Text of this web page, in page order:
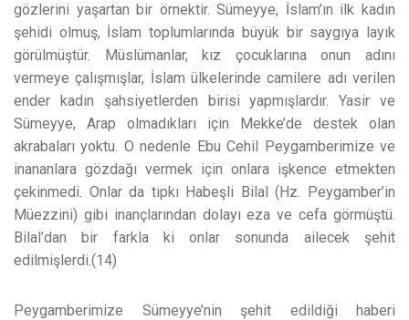
gözlerini yaşartan bir örnektir. Sümeyye, İslam’ın ilk kadın
şehidi olmuş, İslam toplumlarında büyük bir saygıya layık
görülmüştür. Müslümanlar, kız çocuklarına onun adını
vermeye çalışmışlar, İslam ülkelerinde camilere adı verilen
ender kadın şahsiyetlerden birisi yapmışlardır. Yasir ve
Sümeyye, Arap olmadıkları için Mekke’de destek olan
akrabaları yoktu. O nedenle Ebu Cehil Peygamberimize ve
inananlara gözdağı vermek için onlara işkence etmekten
çekinmedi. Onlar da tıpkı Habeşli Bilal (Hz. Peygamber’in
Müezzini) gibi inançlarından dolayı eza ve cefa görmüştü.
Bilal’dan bir farkla ki onlar sonunda ailecek şehit
edilmişlerdi.(14)
Peygamberimize Sümeyye’nin şehit edildiği haberi